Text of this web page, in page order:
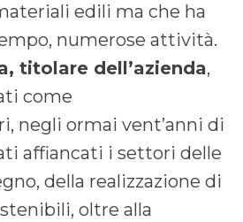
edili ma che ha
numerose attività.
titolare dell’azienda,
come
negli ormai vent’anni di
affiancati i settori delle
della realizzazione di
oltre alla